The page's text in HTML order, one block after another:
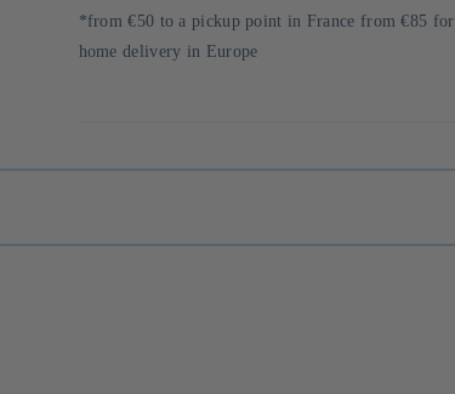
of
payment
*from €50 to a pickup point in France from €85
home delivery in Europe